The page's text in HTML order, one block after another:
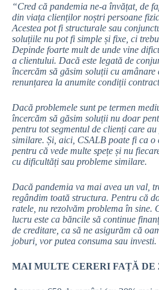
“Cred că pandemia ne-a învățat, de
din viața clienților noștri persoane
Acestea pot fi structurale sau
soluțiile nu pot fi simple și fixe, ci
Depinde foarte mult de unde vine
a clientului. Dacă este legată de
încercăm să găsim soluții cu amânare
renunțarea la anumite condiții
Dacă problemele sunt pe termen
încercăm să găsim soluții nu doar
pentru tot segmentul de clienți care au
similare. Și, aici, CSALB poate fi ca o
pentru că vede multe spețe și nu
cu dificultăți sau probleme similare.
Dacă pandemia va mai avea un val,
regândim toată structura. Pentru că
ratele, nu rezolvăm problema în sine.
lucru este ca băncile să continue
de creditare, ca să ne asigurăm că
joburi, vor putea consuma sau investi.
MAI MULTE CERERI FAȚĂ DE